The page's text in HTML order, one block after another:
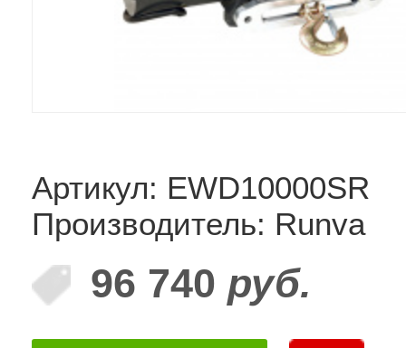
Артикул: EWD10000SR
Производитель: Runva
96 740 руб.